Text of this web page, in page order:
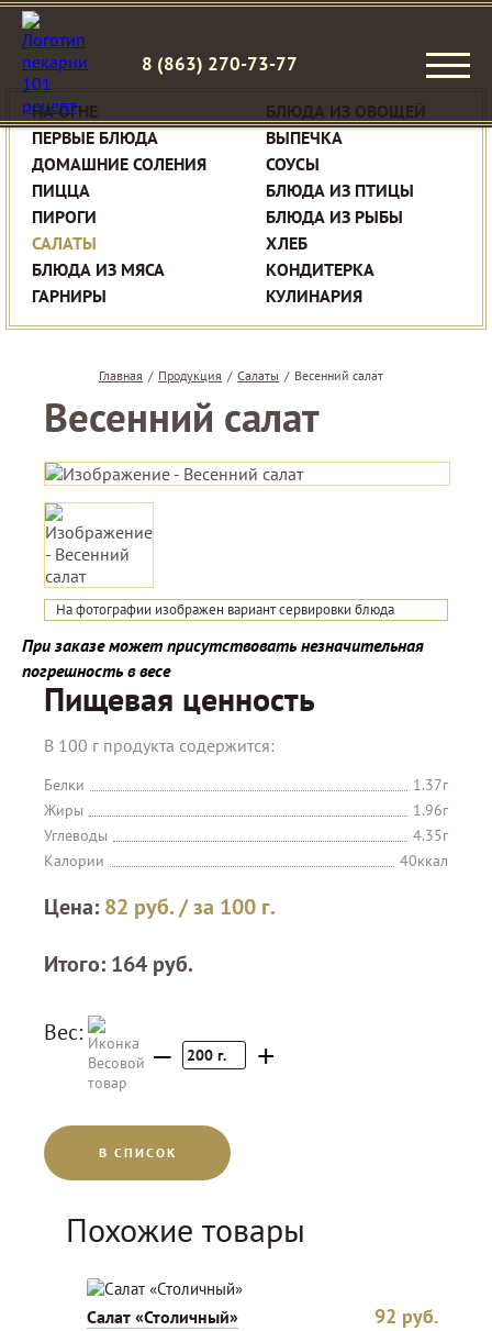
8 (863) 270-73-77
НА ОГНЕ
ПЕРВЫЕ БЛЮДА
ДОМАШНИЕ СОЛЕНИЯ
ПИЦЦА
ПИРОГИ
САЛАТЫ
БЛЮДА ИЗ МЯСА
ГАРНИРЫ
ВЫПЕЧКА
СОУСЫ
БЛЮДА ИЗ ПТИЦЫ
БЛЮДА ИЗ РЫБЫ
ХЛЕБ
КОНДИТЕРКА
КУЛИНАРИЯ
Главная / Продукция / Салаты / Весенний салат
Весенний салат
На фотографии изображен вариант сервировки блюда
При заказе может присутствовать незначительная
погрешность в весе
Пищевая ценность
В 100 г продукта содержится:
Белки
1.37г
Жиры
1.96г
Углеводы
4.35г
Калории
40ккал
Цена: 82 руб./ за 100 г.
Итого: 164 руб.
Вес:
– 200 г. +
В СПИСОК
Похожие товары
Салат «Столичный» 92 руб.